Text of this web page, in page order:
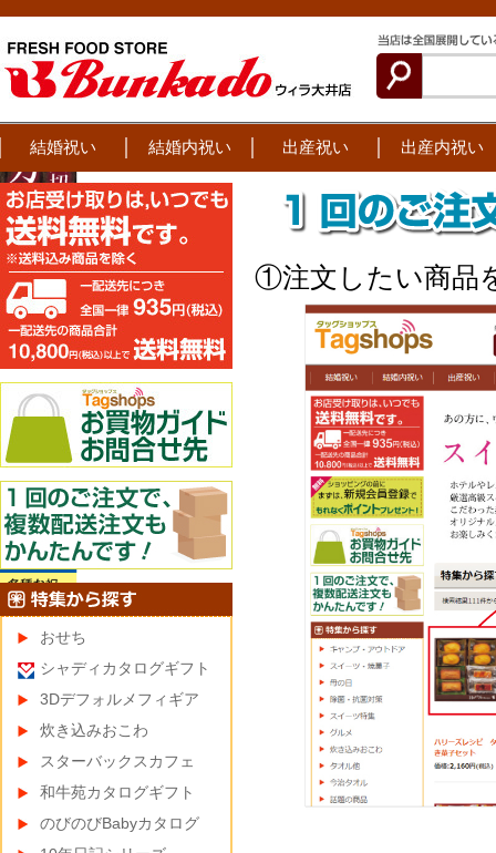
結婚祝い 結婚内祝い 出産祝い 出産内祝い
①注文したい商品
おせち
シャディカタログギフト
3Dデフォルメフィギア
炊き込みおこわ
スターバックスカフェ
和牛苑カタログギフト
のびのびBabyカタログ